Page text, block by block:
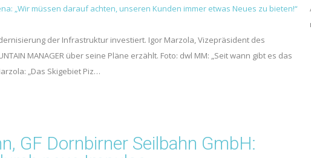
der Infrastruktur investiert. Igor Marzola, Vizepräsident des
MANAGER über seine Pläne erzählt. Foto: dwl MM: „Seit wann gibt es das
„Das Skigebiet Piz…
GF Dornbirner Seilbahn GmbH: